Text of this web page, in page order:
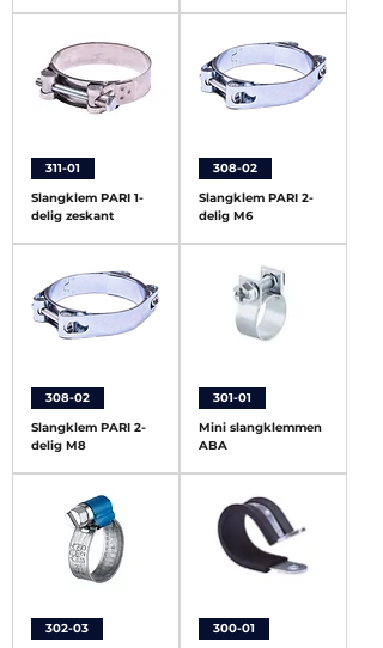
311-01
Slangklem PARI 1-
delig zeskant
308-02
Slangklem PARI 2-
delig M6
308-02
Slangklem PARI 2-
delig M8
301-01
Mini slangklemmen
ABA
302-03
300-01